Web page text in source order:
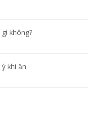
không?
khi ăn